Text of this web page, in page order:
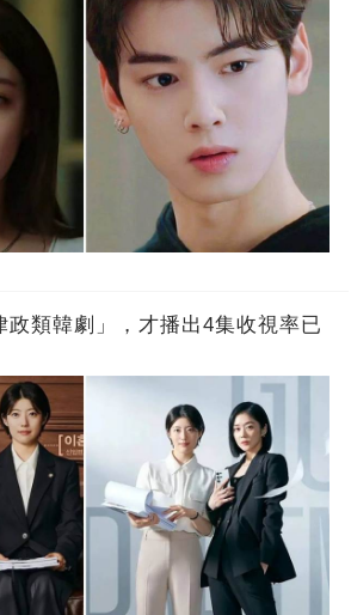
政類韓劇」，才播出4集收視率已